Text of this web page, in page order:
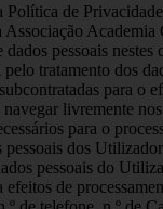
de
pessoais
tratamento dos
para o
livremente
para o
dos
pessoais do
efeitos de